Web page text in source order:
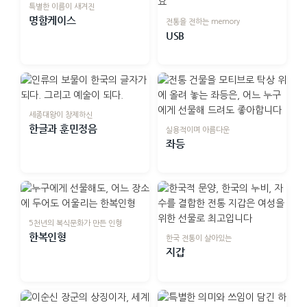
특별한 이름이 새겨진
명함케이스 전통을 전하는 memory
USB
세종대왕이 창제하신
한글과 훈민정음 실용적이며 아름다운
좌등
5천년의 복식문화가 만든 인형
한복인형 한국 전통이 살아있는
지갑